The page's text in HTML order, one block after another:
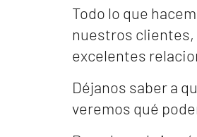
Todo lo que
nuestros clientes,
excelentes
Déjanos saber a
veremos qué